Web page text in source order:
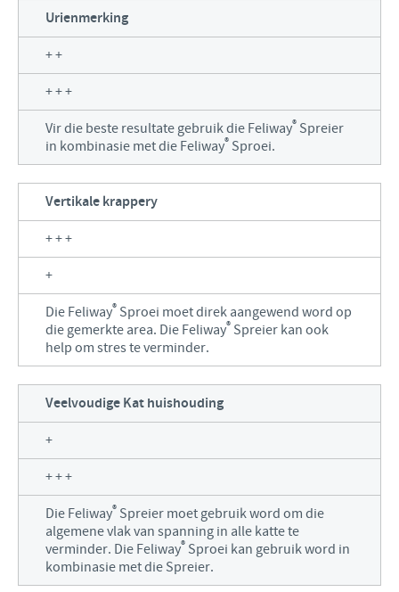
Urienmerking
+ +
+ + +
Vir die beste resultate gebruik die Feliway® Spreier
in kombinasie met die Feliway® Sproei.
Vertikale krappery
+ + +
+
Die Feliway® Sproei moet direk aangewend word op
die gemerkte area. Die Feliway® Spreier kan ook
help om stres te verminder.
Veelvoudige Kat huishouding
+
+ + +
Die Feliway® Spreier moet gebruik word om die
algemene vlak van spanning in alle katte te
verminder. Die Feliway® Sproei kan gebruik word in
kombinasie met die Spreier.